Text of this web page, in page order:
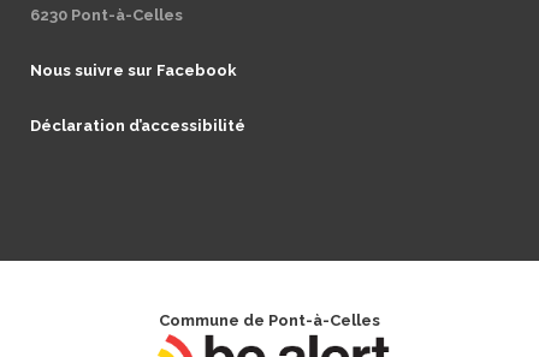
6230 Pont-à-Celles
Nous suivre sur Facebook
Déclaration d’accessibilité
Commune de Pont-à-Celles